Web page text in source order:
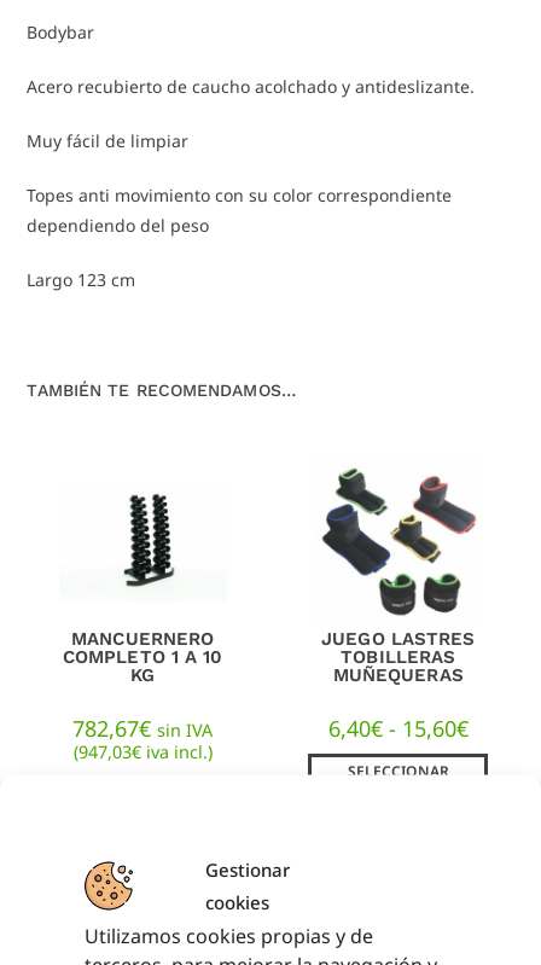
Gestionar
cookies
Utilizamos cookies propias y de
Bodybar
Acero recubierto de caucho acolchado y antideslizante.
Muy fácil de limpiar
Topes anti movimiento con su color correspondiente
dependiendo del peso
Largo 123 cm
TAMBIÉN TE RECOMENDAMOS…
MANCUERNERO
COMPLETO 1 A 10
KG
782,67€ sin IVA
(947,03€iva incl.)
JUEGO LASTRES
TOBILLERAS
MUÑEQUERAS
6,40€ - 15,60€
SELECCIONAR